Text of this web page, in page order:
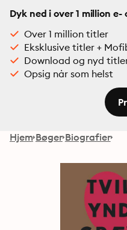
Dyk ned i over 1 million
Over 1 million titler
Eksklusive titler +
Download og nyd
Opsig når som helst
Hjem Bøger Biografier